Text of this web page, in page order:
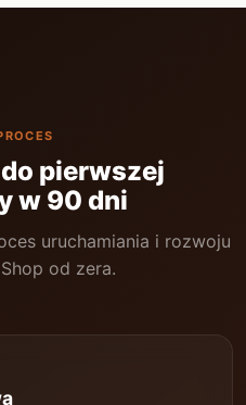
do pierwszej
w 90 dni
uruchamiania i rozwoju
od zera.